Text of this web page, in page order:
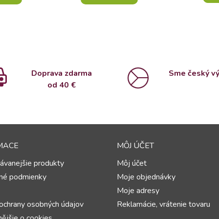
Doprava zdarma
od 40 €
Sme český
produkty
podmienky
osobných údajov
MÔJ ÚČET
Môj účet
Moje objednávky
Moje adresy
Reklamácie, vrátenie tovaru